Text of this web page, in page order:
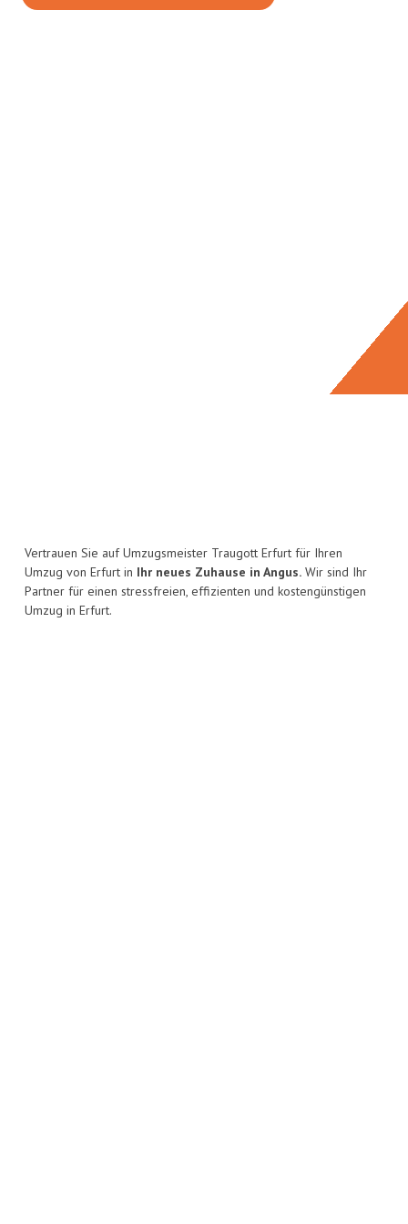
Vertrauen Sie auf Umzugsmeister Traugott Erfurt für Ihren
Umzug von Erfurt in Ihr neues Zuhause in Angus. Wir sind Ihr
Partner für einen stressfreien, effizienten und kostengünstigen
Umzug in Erfurt.